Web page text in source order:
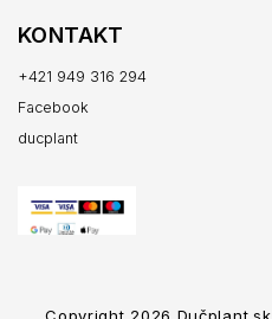
KONTAKT
+421 949 316 294
Facebook
ducplant